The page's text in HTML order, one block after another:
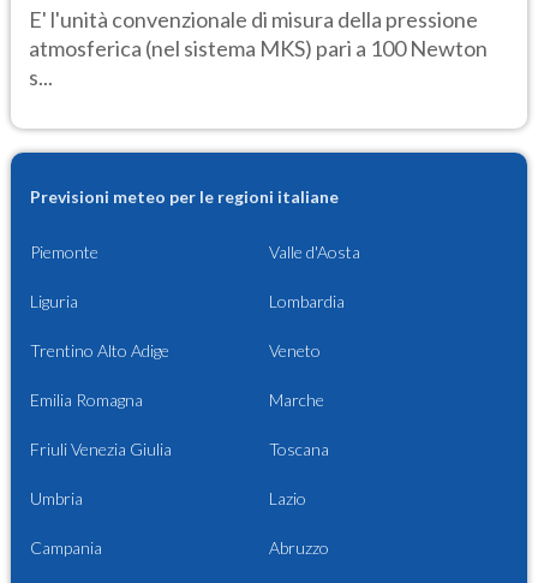
E' l'unità convenzionale di misura della pressione
atmosferica (nel sistema MKS) pari a 100 Newton
s...
Previsioni meteo per le regioni italiane
Piemonte Valle d'Aosta
Liguria Lombardia
Trentino Alto Adige Veneto
Emilia Romagna Marche
Friuli Venezia Giulia Toscana
Umbria Lazio
Campania Abruzzo